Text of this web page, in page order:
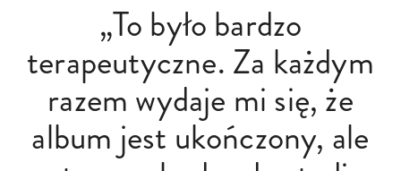
„To było bardzo
terapeutyczne. Za każdym
razem wydaje mi się, że
album jest ukończony, ale